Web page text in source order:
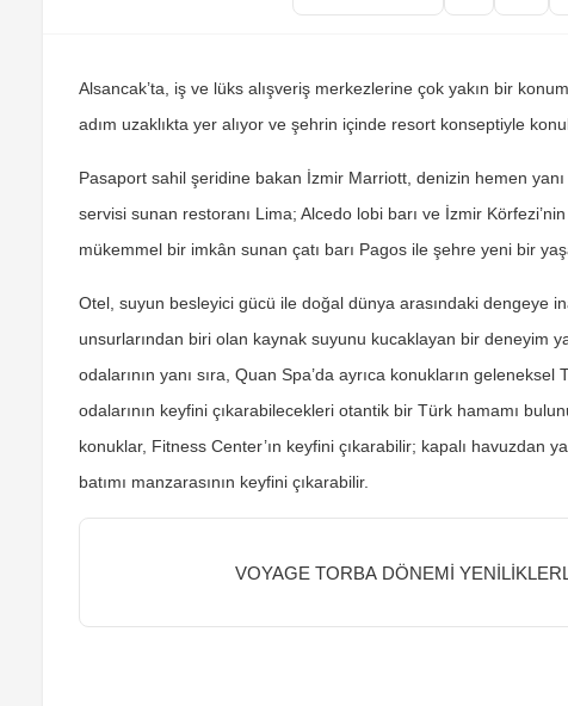
Alsancak’ta, iş ve lüks alışveriş merkezlerine çok yakın bir
adım uzaklıkta yer alıyor ve şehrin içinde resort konseptiyle
Pasaport sahil şeridine bakan İzmir Marriott, denizin hemen
servisi sunan restoranı Lima; Alcedo lobi barı ve İzmir
mükemmel bir imkân sunan çatı barı Pagos ile şehre yeni bir
Otel, suyun besleyici gücü ile doğal dünya arasındaki dengeye
unsurlarından biri olan kaynak suyunu kucaklayan bir deneyim
odalarının yanı sıra, Quan Spa’da ayrıca konukların
odalarının keyfini çıkarabilecekleri otantik bir Türk hamamı
konuklar, Fitness Center’ın keyfini çıkarabilir; kapalı havuzdan
batımı manzarasının keyfini çıkarabilir.
VOYAGE TORBA DÖNEMİ